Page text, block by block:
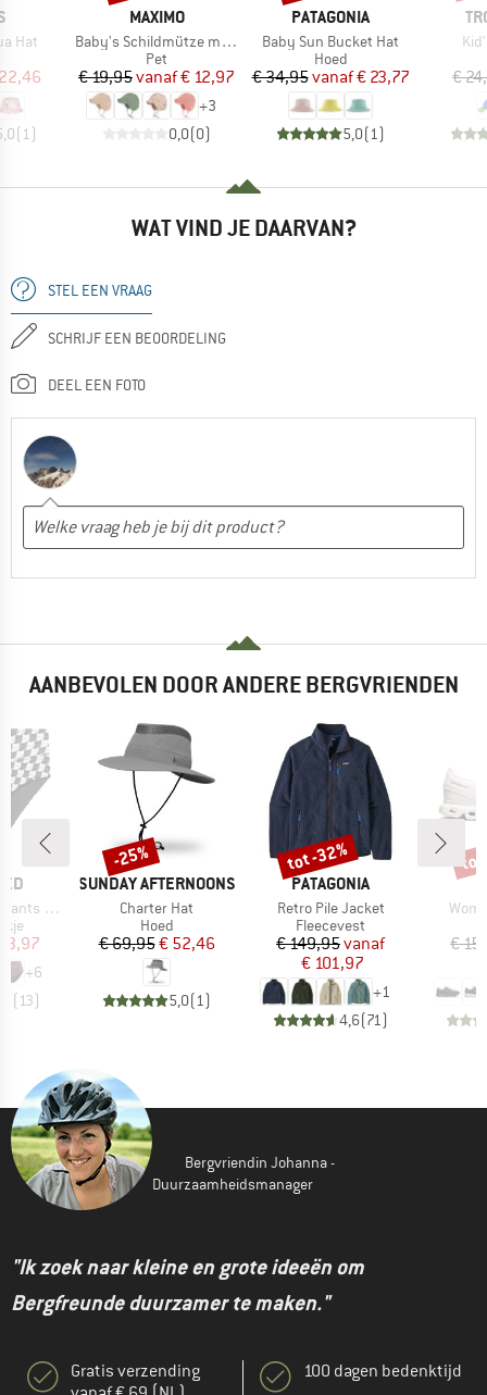
Hat
prijs
(1)
MERK
MAXIMO
Artikel
Baby's Schildmütze m. Ohrenschutz
Productgroep
Pet
Prijs
€ 19,95 Verlaagde prijs
vanaf€ 12,97
+3
0,0(0)
MERK
PATAGONIA
Artikel
Baby Sun Bucket Hat
Productgroep
Hoed
Prijs
€ 34,95 Verlaagde prijs
vanaf€ 23,77
5,0(1)
€
WAT VIND JE DAARVAN?
STEL EEN VRAAG
SCHRIJF EEN BEOORDELING
DEEL EEN FOTO
AANBEVOLEN DOOR ANDERE BERGVRIENDEN
Slite
prijs
+6
(13)
MERK
SUNDAY AFTERNOONS
Artikel
Charter Hat
Productgroep
Hoed
Prijs
€ 69,95Verlaagde prijs
€ 52,46
5,0(1)
Korting
-25%
MERK
PATAGONIA
Artikel
Retro Pile Jacket
Productgroep
Fleecevest
Prijs
€ 149,95Verlaagde prijs
vanaf
€ 101,97
+1
4,6(71)
Korting
tot -32%
Artikel
€
tot
Bergvriendin Johanna -
Duurzaamheidsmanager
"Ik zoek naar kleine en grote ideeën om
Bergfreunde duurzamer te maken."
Gratis verzending
100 dagen bedenktijd